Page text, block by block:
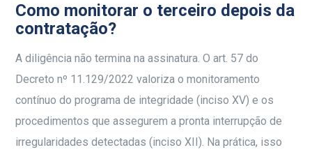
Como monitorar o terceiro depois da
contratação?
A diligência não termina na assinatura. O art. 57 do
Decreto nº 11.129/2022 valoriza o monitoramento
contínuo do programa de integridade (inciso XV) e os
procedimentos que assegurem a pronta interrupção de
irregularidades detectadas (inciso XII). Na prática, isso